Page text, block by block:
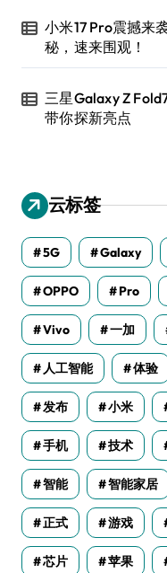
小米17 Pro震撼来
秘，速来围观！
三星Galaxy Z
带你探新亮点
云标签
5G Galaxy
OPPO Pro
Vivo 一加
人工智能 体验
发布 小米
手机 技术
智能 智能家居
正式 游戏
芯片 苹果